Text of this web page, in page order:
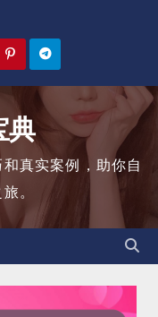
典
真实案例，助你自
。